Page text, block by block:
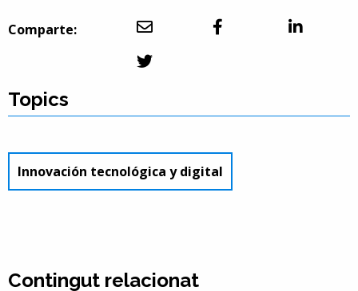
Comparte:
Topics
Innovación tecnológica y digital
Contingut relacionat